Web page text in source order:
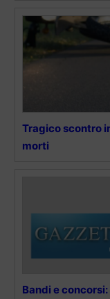
Tragico scontro
morti
Bandi e